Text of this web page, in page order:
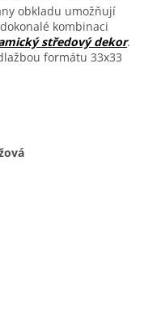
obkladu umožňují
kombinaci
středový dekor.
formátu 33x33